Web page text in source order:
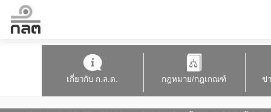
เกี่ยวกับ ก.ล.ต. กฎหมาย/กฎเกณฑ์ ข่